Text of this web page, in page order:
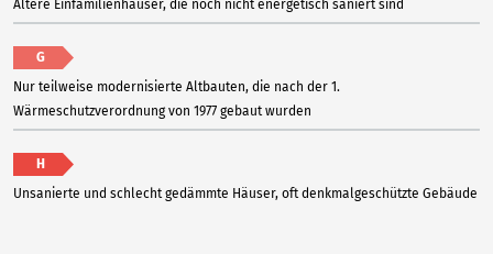
Ältere Einfamilienhäuser, die noch nicht energetisch saniert sind
G
Nur teilweise modernisierte Altbauten, die nach der 1.
Wärmeschutzverordnung von 1977 gebaut wurden
H
Unsanierte und schlecht gedämmte Häuser, oft denkmalgeschützte Gebäude